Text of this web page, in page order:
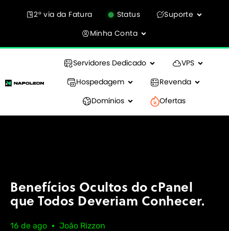
2° via da Fatura Status
Suporte
Minha Conta
Servidores Dedicado
VPS
Hospedagem
Revenda
Domínios
Ofertas
Benefícios Ocultos do cPanel
que Todos Deveriam Conhecer.
16 de ago João Rizzon